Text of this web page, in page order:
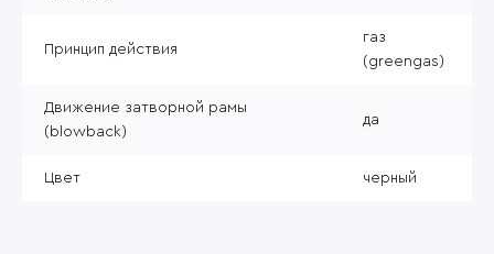
Принцип действия
газ
(greengas)
Движение затворной рамы
(blowback)
да
Цвет черный